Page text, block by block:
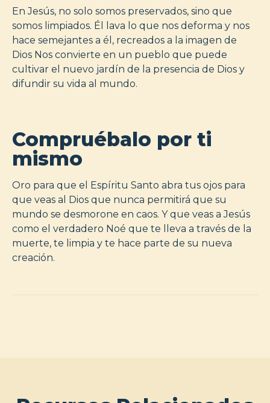
En Jesús, no solo somos preservados, sino que
somos limpiados. Él lava lo que nos deforma y nos
hace semejantes a él, recreados a la imagen de
Dios Nos convierte en un pueblo que puede
cultivar el nuevo jardín de la presencia de Dios y
difundir su vida al mundo.
Compruébalo por ti
mismo
Oro para que el Espíritu Santo abra tus ojos para
que veas al Dios que nunca permitirá que su
mundo se desmorone en caos. Y que veas a Jesús
como el verdadero Noé que te lleva a través de la
muerte, te limpia y te hace parte de su nueva
creación.